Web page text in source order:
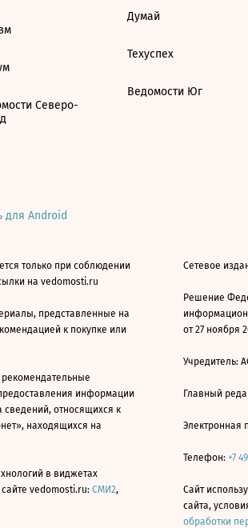
Северо-
Думай
Техуспех
Ведомости Юг
для Android
только при соблюдении
на vedomosti.ru
представленные на
к покупке или
информации
сведений, относящихся к
находящихся на
в виджетах
vedomosti.ru: СМИ2,
Сетевое
Решение
от 27 ноября
Учредитель:
Главный
Электронная
Телефон: +7
Сайт
сайта,
обработки